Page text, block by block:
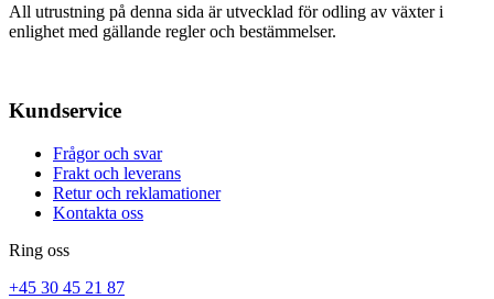
All utrustning på denna sida är utvecklad för odling av växter i
enlighet med gällande regler och bestämmelser.
Kundservice
Frågor och svar
Frakt och leverans
Retur och reklamationer
Kontakta oss
Ring oss
+45 30 45 21 87